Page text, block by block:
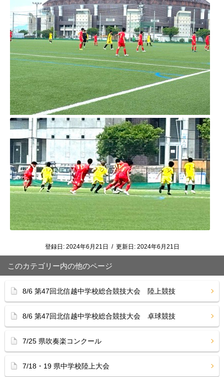
登録日: 2024年6月21日 / 更新日: 2024年6月21日
このカテゴリー内の他のページ
8/6 第47回北信越中学校総合競技大会 陸上競技
8/6 第47回北信越中学校総合競技大会 卓球競技
7/25 県吹奏楽コンクール
7/18・19 県中学校陸上大会